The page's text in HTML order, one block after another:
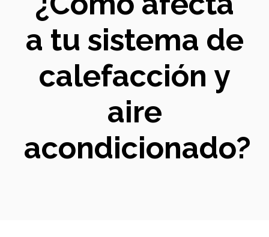
a tu sistema de
calefacción y
aire
acondicionado?